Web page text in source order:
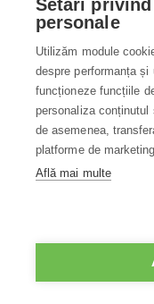
ferestre, uși din
Poate fi utilizat și pe
faianța lucioasă, cu
neporoase și să
prin sistemul său
recomandă
iar performanța pe
textura și finisajul
Cătălin PINTESCU7. 9.
Setări
personale
Utilizăm module
despre performanța
funcționeze funcțiile
personaliza
de asemenea,
platforme de
Află mai multe